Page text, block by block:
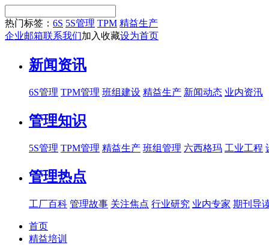
热门标签： 6S 5S管理 TPM 精益生产
企业邮箱联系我们加入收藏设为首页
新闻资讯
6S管理 TPM管理 班组建设 精益生产 新闻动态 业内资汛
管理知识
5S管理 TPM管理 精益生产 班组管理 六西格玛 工业工程
管理热点
工厂百科 管理故事 关注焦点 行业研究 业内专家 期刊导
首页
精益培训